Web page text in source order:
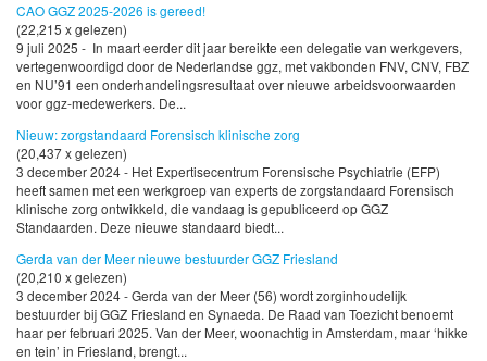
CAO GGZ 2025-2026 is gereed!
(22,215 x gelezen)
9 juli 2025 - In maart eerder dit jaar bereikte een delegatie van werkgevers,
vertegenwoordigd door de Nederlandse ggz, met vakbonden FNV, CNV, FBZ
en NU’91 een onderhandelingsresultaat over nieuwe arbeidsvoorwaarden
voor ggz-medewerkers. De...
Nieuw: zorgstandaard Forensisch klinische zorg
(20,437 x gelezen)
3 december 2024 - Het Expertisecentrum Forensische Psychiatrie (EFP)
heeft samen met een werkgroep van experts de zorgstandaard Forensisch
klinische zorg ontwikkeld, die vandaag is gepubliceerd op GGZ
Standaarden. Deze nieuwe standaard biedt...
Gerda van der Meer nieuwe bestuurder GGZ Friesland
(20,210 x gelezen)
3 december 2024 - Gerda van der Meer (56) wordt zorginhoudelijk
bestuurder bij GGZ Friesland en Synaeda. De Raad van Toezicht benoemt
haar per februari 2025. Van der Meer, woonachtig in Amsterdam, maar ‘hikke
en tein’ in Friesland, brengt...